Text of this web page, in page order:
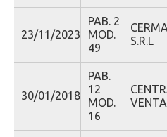
23/11/2023
PAB. 2
MOD.
49
S.R.L
30/01/2018
PAB.
12
MOD.
16